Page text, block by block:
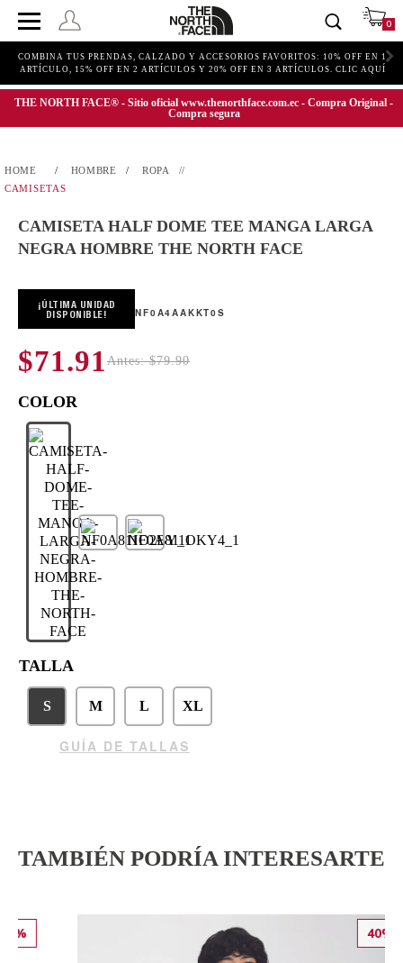
0
COMBINA TUS PRENDAS, CALZADO Y ACCESORIOS FAVORITOS: 10% OFF EN 1
ARTÍCULO, 15% OFF EN 2 ARTÍCULOS Y 20% OFF EN 3 ARTÍCULOS. CLIC AQUÍ
THE NORTH FACE® - Sitio oficial www.thenorthface.com.ec - Compra Original -
Compra segura
HOMBRE
ROPA
CAMISETAS
CAMISETA HALF DOME TEE MANGA LARGA
NEGRA HOMBRE THE NORTH FACE
¡ÚLTIMA UNIDAD
DISPONIBLE!
NF0A4AAKKT0S
$71.91 Antes: $79.90
TALLA
S M L XL
GUÍA DE TALLAS
TAMBIÉN PODRÍA INTERESARTE